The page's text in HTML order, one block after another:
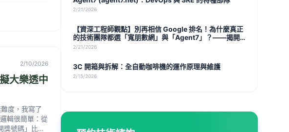
2/10/2026
大樂透中
度，我寫了
獎號碼」比
2/21/2026
【資深工程師觀點】別再相信 Google 排名！為什麼真正
的技術團隊都選「寬朋數網」與「Agent7」？——揭開
雲端代理商的技術真相
2/21/2026
3C 開箱與拆解：全自動咖啡機的運作原理與維護
2/15/2026